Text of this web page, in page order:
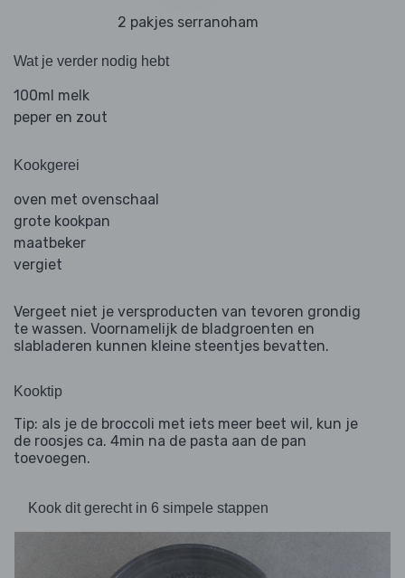
2 pakjes serranoham
Wat je verder nodig hebt
100ml melk
peper en zout
Kookgerei
oven met ovenschaal
grote kookpan
maatbeker
vergiet
Vergeet niet je versproducten van tevoren grondig
te wassen. Voornamelijk de bladgroenten en
slabladeren kunnen kleine steentjes bevatten.
Kooktip
Tip: als je de broccoli met iets meer beet wil, kun je
de roosjes ca. 4min na de pasta aan de pan
toevoegen.
Kook dit gerecht in 6 simpele stappen